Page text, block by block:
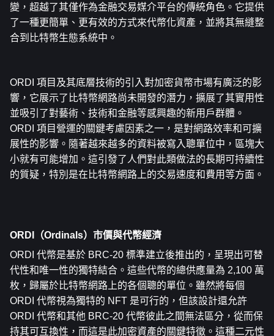
變，超越了其僅作為金融交易媒介平台的傳統角色。它提供
了一種更簡單、更有效的方式來代幣化資產，並將其無縫整
合到比特幣生態系統中。
ORDI 項目及其底層技術的引入對加密貨幣市場有廣泛的影
響，它展示了比特幣網路尚未開發的潛力，擴展了其實用性
並吸引了對藝術、技術和金融等感興趣的新用戶群體。
ORDI 項目營運的關鍵考慮因素之一，是對網路效率和可擴
展性的影響。隨著越來越多的資料被寫入聰單位中，區塊大
小就有可能增加。這引發了人們對此類做法的長期可持續性
的質疑，特別是在比特幣網路上的交易速度和費用等方面。
ORDI（Ordinals）市價與代幣經濟
ORDI 代幣是基於 BRC-20 標準建立後推出的，呈現出可替
代性和唯一性的獨特結合。這些代幣的總供應量為 2,100 萬
枚，歸屬於比特幣網路上的各個聰的單位。雖然將每個
ORDI 代幣視為獨特的 NFT 是可行的，但該設計還允許
ORDI 代幣和其他 BRC-20 代幣彼此之間無法區分，從而保
持其可互換性，而這是此加密資產的關鍵特徵。這種二元性